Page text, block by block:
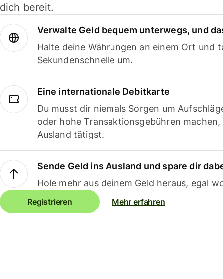
dich bereit.
Verwalte Geld bequem unterwegs, und
Halte deine Währungen an einem Ort und
Sekundenschnelle um.
Eine internationale Debitkarte
Du musst dir niemals Sorgen um
oder hohe Transaktionsgebühren
Ausland tätigst.
Sende Geld ins Ausland und spare dir
Hole mehr aus deinem Geld heraus, egal
Registrieren Mehr erfahren